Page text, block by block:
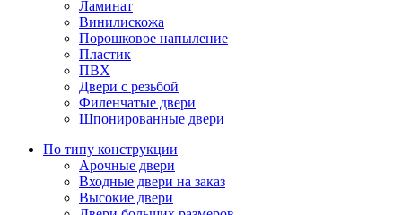
Ламинат
Винилискожа
Порошковое напыление
Пластик
ПВХ
Двери с резьбой
Филенчатые двери
Шпонированные двери
По типу конструкции
Арочные двери
Входные двери на заказ
Высокие двери